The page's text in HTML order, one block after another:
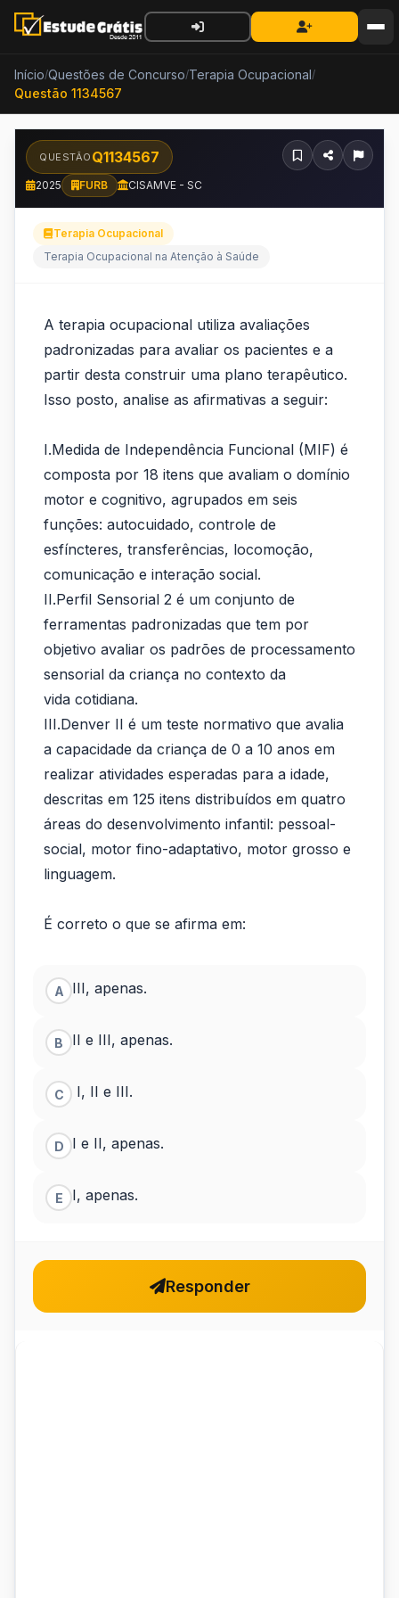
Início/Questões de Concurso/Terapia Ocupacional/
Questão 1134567
QUESTÃO Q1134567
2025 FURB CISAMVE - SC
Terapia Ocupacional
Terapia Ocupacional na Atenção à Saúde
A
terapia
ocupacional
utiliza
avaliações
padronizadas...
A terapia ocupacional utiliza avaliações
padronizadas para avaliar os pacientes e a
partir desta construir uma plano terapêutico.
Isso posto, analise as afirmativas a seguir:
I.Medida de Independência Funcional (MIF) é
composta por 18 itens que avaliam o domínio
motor e cognitivo, agrupados em seis
funções: autocuidado, controle de
esfíncteres, transferências, locomoção,
comunicação e interação social.
II.Perfil Sensorial 2 é um conjunto de
ferramentas padronizadas que tem por
objetivo avaliar os padrões de processamento
sensorial da criança no contexto da
vida cotidiana.
III.Denver II é um teste normativo que avalia
a capacidade da criança de 0 a 10 anos em
realizar atividades esperadas para a idade,
descritas em 125 itens distribuídos em quatro
áreas do desenvolvimento infantil: pessoal-
social, motor fino-adaptativo, motor grosso e
linguagem.
É correto o que se afirma em:
A III, apenas.
B II e III, apenas.
C I, II e III.
D I e II, apenas.
E I, apenas.
Responder